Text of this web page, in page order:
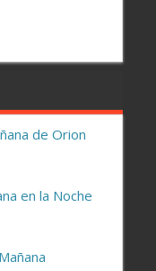
de Orion
en la Noche